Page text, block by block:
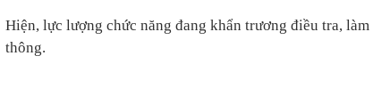
Hiện, lực lượng chức năng đang khẩn trương điều tra,
thông.